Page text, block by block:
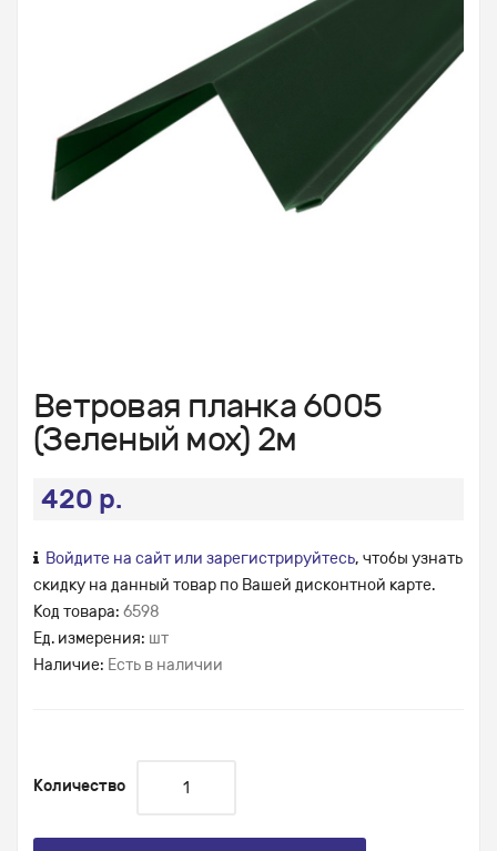
Ветровая планка 6005
(Зеленый мох) 2м
420 р.
Войдите на сайт или зарегистрируйтесь, чтобы узнать
скидку на данный товар по Вашей дисконтной карте.
Код товара: 6598
Ед. измерения: шт
Наличие: Есть в наличии
Количество